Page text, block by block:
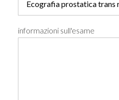
informazioni sull'esame